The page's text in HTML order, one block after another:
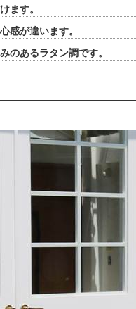
ます。
感が違います。
のあるラタン調です。